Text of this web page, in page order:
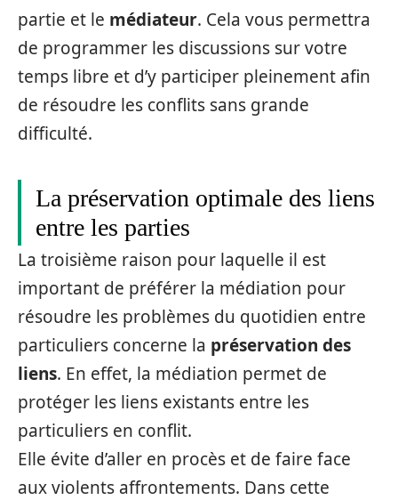
partie et le médiateur. Cela vous permettra
de programmer les discussions sur votre
temps libre et d’y participer pleinement afin
de résoudre les conflits sans grande
difficulté.
La préservation optimale des liens
entre les parties
La troisième raison pour laquelle il est
important de préférer la médiation pour
résoudre les problèmes du quotidien entre
particuliers concerne la préservation des
liens. En effet, la médiation permet de
protéger les liens existants entre les
particuliers en conflit.
Elle évite d’aller en procès et de faire face
aux violents affrontements. Dans cette